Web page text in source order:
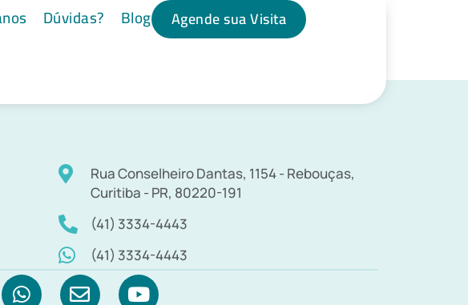
Dúvidas? Blog Agende sua Visita
Rua Conselheiro Dantas, 1154 - Rebouças,
Curitiba - PR, 80220-191
(41) 3334-4443
(41) 3334-4443